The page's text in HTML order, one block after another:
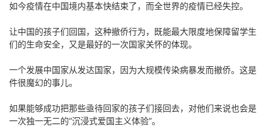
如今疫情在中国境内基本快结束了，而全世界的疫情已经失控。
让中国的孩子们回国，这种撤侨行为，既能最大限度地保障留学生
们的生命安全，又是最好的一次国家关怀的体现。
一个发展中国家从发达国家，因为大规模传染病暴发而撤侨。这是
件很魔幻的事儿。
如果能够成功把那些亟待回家的孩子们接回去，对他们来说也会是
一次独一无二的“沉浸式爱国主义体验”。